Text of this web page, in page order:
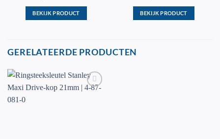
BEKIJK PRODUCT
meerdere
Deze
optie
BEKIJK PRODUCT
GERELATEERDE PRODUCTEN